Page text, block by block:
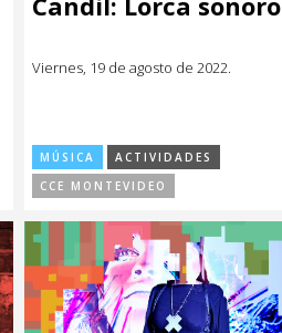
Viernes, 19 de agosto de 2022.
MÚSICA
ACTIVIDADES
CCE MONTEVIDEO